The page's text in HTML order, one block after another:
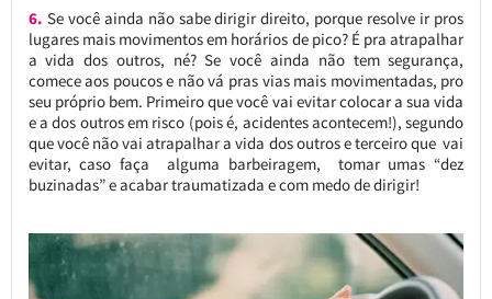
6. Se você ainda não sabe dirigir direito, porque resolve ir pros
lugares mais movimentos em horários de pico? É pra atrapalhar
a vida dos outros, né? Se você ainda não tem segurança,
comece aos poucos e não vá pras vias mais movimentadas, pro
seu próprio bem. Primeiro que você vai evitar colocar a sua vida
e a dos outros em risco (pois é, acidentes acontecem!), segundo
que você não vai atrapalhar a vida dos outros e terceiro que vai
evitar, caso faça alguma barbeiragem, tomar umas “dez
buzinadas” e acabar traumatizada e com medo de dirigir!